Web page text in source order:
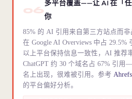
06
多平台覆盖——让 AI 在「
你
85% 的 AI 引用来自第三方站点而非
在 Google AI Overviews 中占 29.5%
以上平台保持信息一致性，AI 推荐
ChatGPT 约 30 个域名占 67% 引
名上出现，很难被引用。参考
的平台偏好分析。